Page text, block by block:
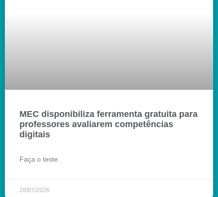
MEC disponibiliza ferramenta gratuita para
professores avaliarem competências
digitais
Faça o teste.
28/07/2026